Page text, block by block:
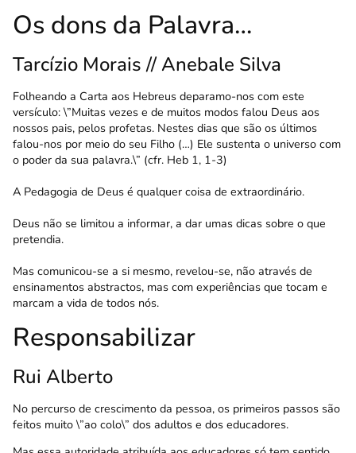
Os dons da Palavra…
Tarcízio Morais // Anebale Silva
Folheando a Carta aos Hebreus deparamo-nos com este
versículo: \”Muitas vezes e de muitos modos falou Deus aos
nossos pais, pelos profetas. Nestes dias que são os últimos
falou-nos por meio do seu Filho (…) Ele sustenta o universo com
o poder da sua palavra.\” (cfr. Heb 1, 1-3)
A Pedagogia de Deus é qualquer coisa de extraordinário.
Deus não se limitou a informar, a dar umas dicas sobre o que
pretendia.
Mas comunicou-se a si mesmo, revelou-se, não através de
ensinamentos abstractos, mas com experiências que tocam e
marcam a vida de todos nós.
Responsabilizar
Rui Alberto
No percurso de crescimento da pessoa, os primeiros passos são
feitos muito \”ao colo\” dos adultos e dos educadores.